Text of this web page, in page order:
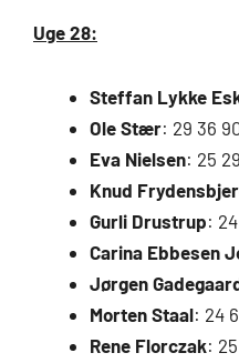
Uge 28:
Steffan Lykke
Ole Stær: 29 36
Eva Nielsen: 25
Knud
Gurli Drustrup:
Carina Ebbesen
Jørgen
Morten Staal: 24
Rene Florczak: